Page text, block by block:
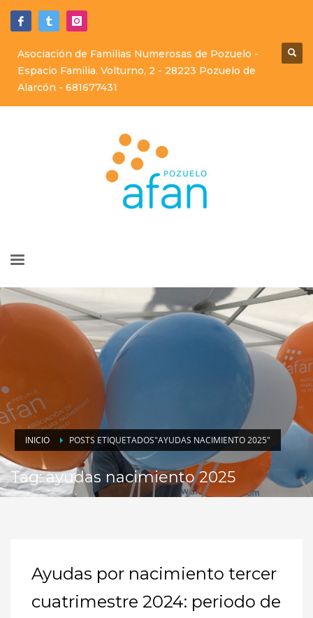
Asociación de Familias Numerosas de Pozuelo -
Espacio Familia. Volturno, 2 - 28223 Pozuelo de
Alarcón - 681677431
INICIO POSTS ETIQUETADOS"AYUDAS NACIMIENTO 2025"
Tag: ayudas nacimiento 2025
Ayudas por nacimiento tercer
cuatrimestre 2024: periodo de